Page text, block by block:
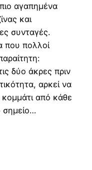
αγαπημένα
και
συνταγές.
που πολλοί
δύο άκρες πριν
αρκεί να
από κάθε
σημείο…